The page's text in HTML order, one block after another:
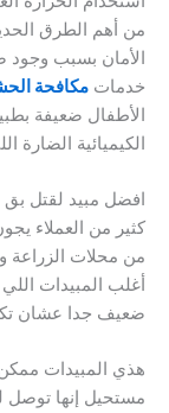
من أهم الطرق
الأمان بسبب وجود
خدمات مكافحة
الأطفال ضعيفة
الكيميائية
افضل مبيد لقتل
كثير من العملاء
من محلات الزراعة
أغلب المبيدات اللي
ضعيف جدا عشان
هذي المبيدات
مستحيل إنها